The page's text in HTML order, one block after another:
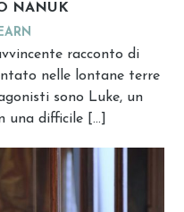
NANUK
racconto di
nelle lontane terre
sono Luke, un
una difficile […]